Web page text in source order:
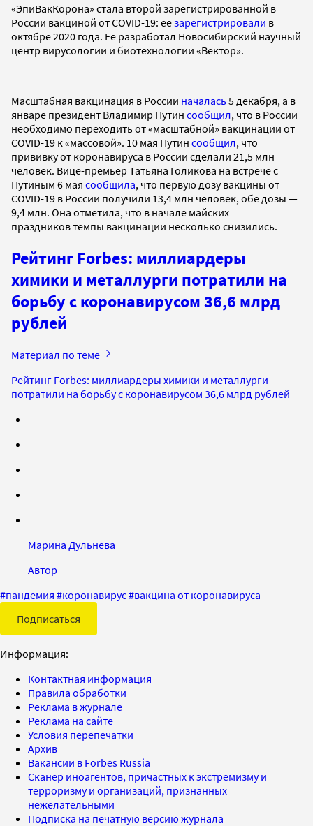
«ЭпиВакКорона» стала второй зарегистрированной в
России вакциной от COVID-19: еезарегистрировали в
октябре 2020 года. Ее разработал Новосибирский научный
центр вирусологии и биотехнологии «Вектор».
Масштабная вакцинация в России началась5 декабря, а в
январе президент Владимир Путин сообщил, что в России
необходимо переходить от «масштабной» вакцинации от
COVID-19 к «массовой». 10 мая Путин сообщил, что
прививку от коронавируса в России сделали 21,5 млн
человек. Вице-премьер Татьяна Голикова на встрече с
Путиным 6 мая сообщила, что первую дозу вакцины от
COVID-19 в России получили 13,4 млн человек, обе дозы —
9,4 млн. Она отметила, что в начале майских
праздников темпы вакцинации несколько снизились.
Рейтинг Forbes: миллиардеры
химики и металлурги потратили на
борьбу с коронавирусом 36,6 млрд
рублей
Материал по теме
Рейтинг Forbes: миллиардеры химики и металлурги
потратили на борьбу с коронавирусом 36,6 млрд рублей
Марина Дульнева
Автор
#пандемия #коронавирус#вакцина от коронавируса
Подписаться
Информация:
Контактная информация
Правила обработки
Реклама в журнале
Реклама на сайте
Условия перепечатки
Архив
Вакансии в Forbes Russia
Сканер иноагентов, причастных к экстремизму и
терроризму и организаций, признанных
нежелательными
Подписка на печатную версию журнала